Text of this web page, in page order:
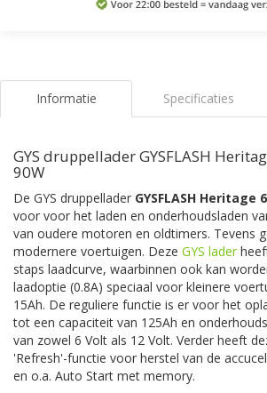
Informatie Specificaties
GYS druppellader GYSFLASH
90W
De GYS druppellader GYSFLASH Heritage
voor voor het laden en onderhoudsladen
van oudere motoren en oldtimers. Tevens
modernere voertuigen. Deze GYS lader
staps laadcurve, waarbinnen ook kan
laadoptie (0.8A) speciaal voor kleinere
15Ah. De reguliere functie is er voor het
tot een capaciteit van 125Ah en
van zowel 6 Volt als 12 Volt. Verder heeft
'Refresh'-functie voor herstel van de
en o.a. Auto Start met memory.